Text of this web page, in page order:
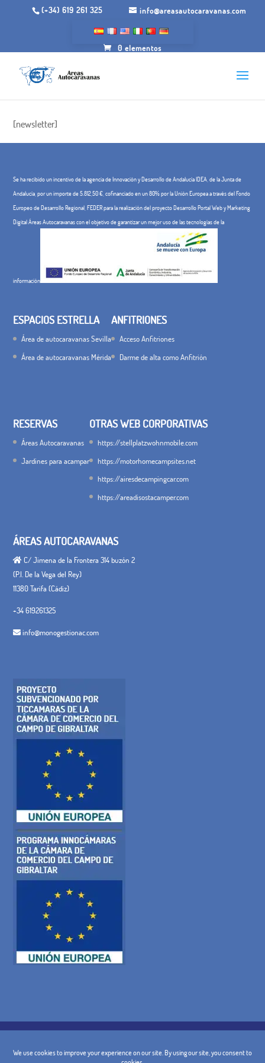
(+34) 619 261 325 info@areasautocaravanas.com
0 elementos
Newsletter
[newsletter]
Se ha recibido un incentivo de la agencia de Innovación y Desarrollo de Andalucía IDEA, de la Junta de
Andalucía, por un importe de 5.812,50 €, cofinanciado en un 80% por la Unión Europea a través del Fondo
Europeo de Desarrollo Regional, FEDER para la realización del proyecto Desarrollo Portal Web y Marketing
Digital Áreas Autocaravanas con el objetivo de garantizar un mejor uso de las tecnologías de la
información
ESPACIOS ESTRELLA
Área de autocaravanas Sevilla
Área de autocaravanas Mérida
ANFITRIONES
Acceso Anfitriones
Darme de alta como Anfitrión
RESERVAS
Áreas Autocaravanas
Jardines para acampar
OTRAS WEB CORPORATIVAS
https://stellplatzwohnmobile.com
https://motorhomecampsites.net
https://airesdecampingcar.com
https://areadisostacamper.com
ÁREAS AUTOCARAVANAS
C/ Jimena de la Frontera 314 buzón 2
(P.I. De la Vega del Rey)
11380 Tarifa (Cádiz)
+34 619261325
info@monogestionac.com
AVISO LEGAL
CONDICIONES GENERALES